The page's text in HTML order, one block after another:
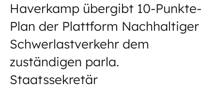
Haverkamp übergibt 10-Punkte-
Plan der Plattform Nachhaltiger
Schwerlastverkehr dem
zuständigen parla.
Staatssekretär